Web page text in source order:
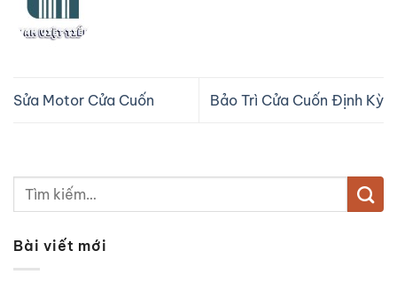
Sửa Motor Cửa Cuốn Bảo Trì Cửa Cuốn Định Kỳ
Bài viết mới